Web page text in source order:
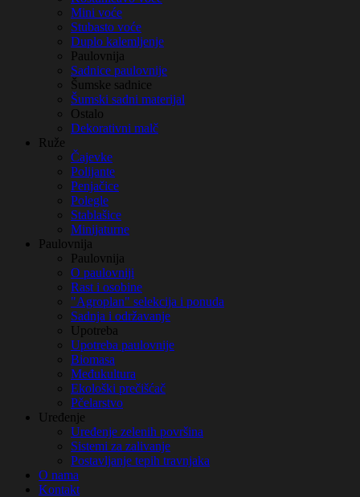
Mini voće
Stubasto voće
Duplo kalemljenje
Paulovnija
Sadnice paulovnije
Šumske sadnice
Šumski sadni materijal
Ostalo
Dekorativni malč
Ruže
Čajevke
Polijante
Penjačice
Polegle
Stablašice
Minijaturne
Paulovnija
Paulovnija
O paulovniji
Rast i osobine
"Agroplan" selekcija i ponuda
Sadnja i održavanje
Upotreba
Upotreba paulovnije
Biomasa
Međukultura
Ekološki prečišćač
Pčelarstvo
Uređenje
Uređenje zelenih površina
Sistemi za zalivanje
Postavljanje tepih travnjaka
O nama
Kontakt